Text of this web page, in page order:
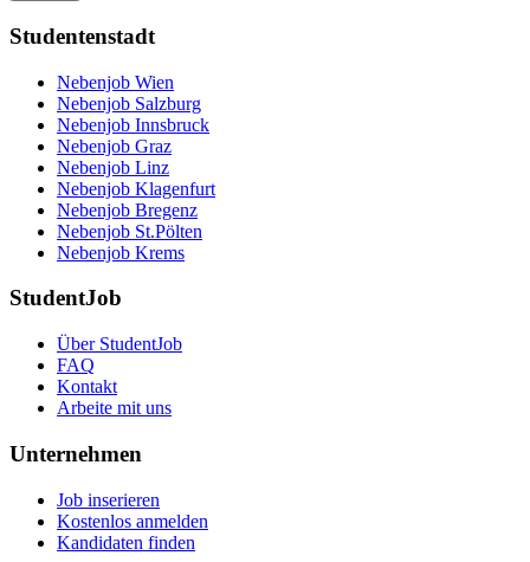
Studentenstadt
Nebenjob Wien
Nebenjob Salzburg
Nebenjob Innsbruck
Nebenjob Graz
Nebenjob Linz
Nebenjob Klagenfurt
Nebenjob Bregenz
Nebenjob St.Pölten
Nebenjob Krems
StudentJob
Über StudentJob
FAQ
Kontakt
Arbeite mit uns
Unternehmen
Job inserieren
Kostenlos anmelden
Kandidaten finden